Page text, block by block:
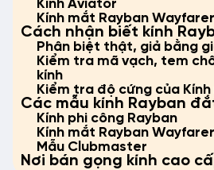
Kính Aviator
Kính mắt Rayban Wayfarer
Cách nhận biết kính
Phân biệt thật, giả bằng
Kiểm tra mã vạch, tem
kính
Kiểm tra độ cứng của
Các mẫu kính Rayban
Kính phi công Rayban
Kính mắt Rayban Wayfarer
Mẫu Clubmaster
Nơi bán gọng kính cao